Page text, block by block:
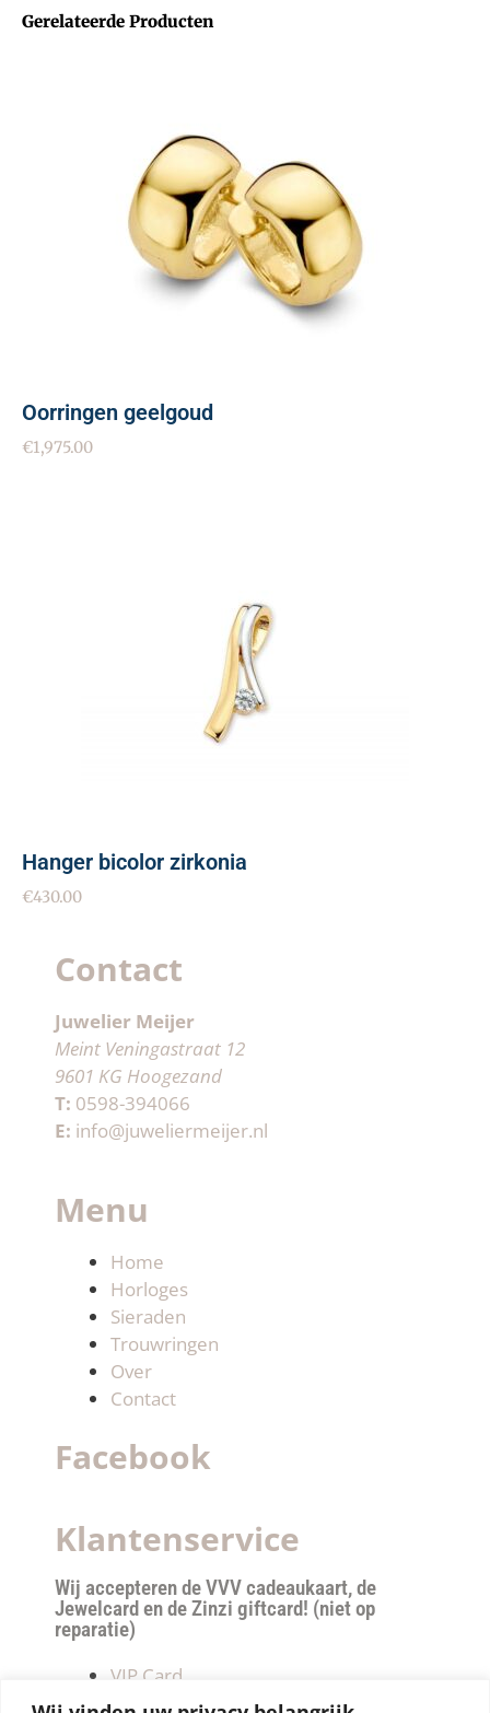
Gerelateerde Producten
Oorringen geelgoud
€1,975.00
Hanger bicolor zirkonia
€430.00
Contact
Juwelier Meijer
Meint Veningastraat 12
9601 KG Hoogezand
T: 0598-394066
E: info@juweliermeijer.nl
Menu
Home
Horloges
Sieraden
Trouwringen
Over
Contact
Facebook
Klantenservice
Wij accepteren de VVV cadeaukaart, de
Jewelcard en de Zinzi giftcard! (niet op
reparatie)
VIP Card
Retourneren